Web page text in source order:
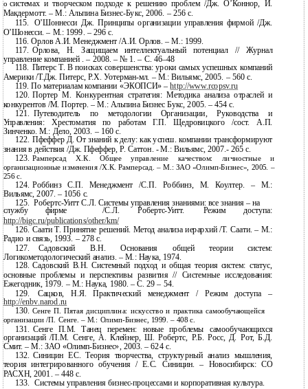
о системах и творческом подходе к решению проблем /Дж. О’Коннор, И.
Макдермотт. – М.: Альпина Бизнес-Букс, 2006. – 256 с.
115.
О’Шоннесси Дж. Принципы организации управления фирмой /Дж.
О’Шонесси. – М.: 1999. – 296 с.
116. Орлов А.И. Менеджмент /А.И. Орлов. – М.: 1999.
117. Орлова, Н. Защищаем интеллектуальный потенциал // Журнал
управление компанией . – 2008. – № 1. – С. 46–48
118. Питерс Т. В поисках совершенства: уроки самых успешных компаний
Америки /Т.Дж. Питерс, Р.Х.Уотерман-мл. – М.: Вильямс, 2005. – 560 с.
119. По материалам компании «ЭКОПСИ» –http://www.rcopsv.ru
120. Портер М. Конкурентная стратегия: Методика анализа отраслей и
конкурентов /М. Портер. – М.: Альпина Бизнес Букс, 2005. – 454 с.
121. Путеводитель по методологии Организации, Руководства и
Управления: Хрестоматия по работам Г.П. Щедровицкого /сост. А.П.
Зинченко. М.: Дело, 2003. – 160 с.
122. Пфеффер Д. От знаний к делу: как успеш. компании трансформируют
знания в действия /Дж. Пфеффер, Р. Саттон. - М.: Вильямс, 2007.- 265 с.
123. Рамперсад Х.К. Общее управление качеством: личностные и
организационные изменения /Х.К. Рамперсад. – М.: ЗАО «Олимп-Бизнес», 2005. –
256 с.
124. Роббинз С.П. Менеджмент /С.П. Роббинз, М. Коултер. – М.:
Вильямс, 2007. – 1056 с.
125. Робертс-Уитт С.Л. Системы управления знаниями: все знания – на
службу
фирме /С.Л. Робертс-Уитт. Режим
доступа:
http://bigc.ru/publications/other/km/
126. Саати Т. Принятие решений. Метод анализа иерархий /Т. Саати. – М.:
Радио и связь, 1993. – 278 с.
127. Садовский В.Н. Основания общей теории систем:
Логикометодологический анализ. – М.: Наука, 1974.
128. Садовский В.Н. Системный подход и общая теория систем: статус,
основные проблемы и перспективы развития // Системные исследования:
Ежегодник, 1979. – М.: Наука, 1980. – С. 29 – 54.
129.
Сацков, Н.Я. Практический менеджмент / Режим доступа –
http://enbv.narod.ru
130. Сенге П. Пятая дисциплина: искусство и практика самообучающейся
организации /П. Сенге. – М.: Олимп-Бизнес, 1999. – 408 с.
131. Сенге П.М. Танец перемен: новые проблемы самообучающихся
организаций /П.М. Сенге, А. Клейнер, Ш. Робертс, Р.Б. Росс, Д. Рот, Б.Д.
Смит. – М.: ЗАО «Олимп-Бизнес», 2003. – 624 с.
132. Синицин ЕС. Теория творчества, структурный анализ мышления,
теория интегрированного обучения / Е.С. Синицин. – Новосибирск: СО
РАСХН, 2001. – 448 с.
133.
Системы управления бизнес-процессами и корпоративная культура.